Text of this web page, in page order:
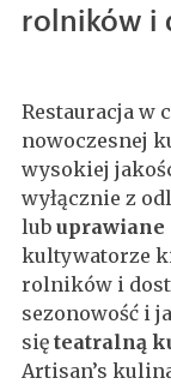
rolników i
Restauracja w
nowoczesnej
wysokiej
wyłącznie z
lub uprawiane
kultywatorze
rolników i
sezonowość i
się teatralną
Artisan’s